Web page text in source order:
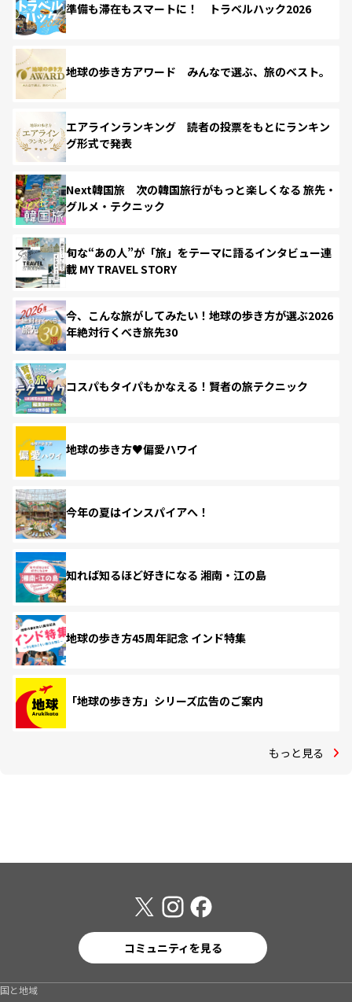
準備も滞在もスマートに！ トラベルハック2026
地球の歩き方アワード みんなで選ぶ、旅のベスト。
エアラインランキング 読者の投票をもとにランキン
グ形式で発表
Next韓国旅 次の韓国旅行がもっと楽しくなる 旅先・
グルメ・テクニック
旬な“あの人”が「旅」をテーマに語るインタビュー連
載 MY TRAVEL STORY
今、こんな旅がしてみたい！地球の歩き方が選ぶ2026
年絶対行くべき旅先30
コスパもタイパもかなえる！賢者の旅テクニック
地球の歩き方♥偏愛ハワイ
今年の夏はインスパイアへ！
知れば知るほど好きになる 湘南・江の島
地球の歩き方45周年記念 インド特集
「地球の歩き方」シリーズ広告のご案内
もっと見る
コミュニティを見る
国と地域